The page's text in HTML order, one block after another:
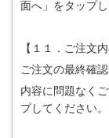
面へ」をタップ
【１１．ご注文
ご注文の最終確
内容に問題なく
プしてください。